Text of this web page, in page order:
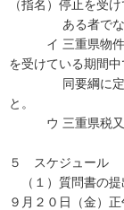
（指名）停止を受
ある者でない
イ 三重県物件関
を受けている期間
同要綱に定める
と。
ウ 三重県税又は
５ スケジュール
（１）質問書の
９月２０日（金）